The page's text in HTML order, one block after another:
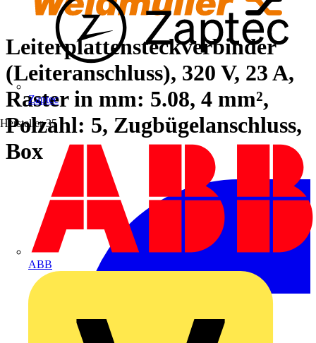
Zaptec
Hersteller 35
ABB
Leiterplattensteckverbinder
(Leiteranschluss), 320 V, 23 A,
Raster in mm: 5.08, 4 mm²,
Polzahl: 5, Zugbügelanschluss,
Box